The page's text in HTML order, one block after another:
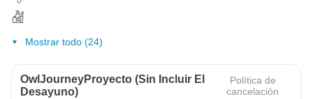
Mostrar todo (24)
OwlJourneyProyecto (sin Incluir El
Desayuno)
Política de
cancelación